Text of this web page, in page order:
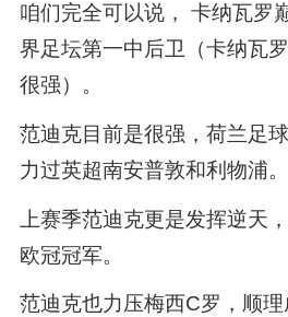
咱们完全可以说， 卡纳瓦罗
界足坛第一中后卫（卡纳瓦
很强）。
范迪克目前是很强，荷兰足
力过英超南安普敦和利物浦。
上赛季范迪克更是发挥逆天
欧冠冠军。
范迪克也力压梅西C罗，顺